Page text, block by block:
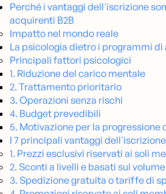
Perché i vantaggi dell'iscrizione
acquirenti B2B
Impatto nel mondo reale
La psicologia dietro i programmi di
Principali fattori psicologici
1. Riduzione del carico mentale
2. Trattamento prioritario
3. Operazioni senza rischi
4. Budget prevedibili
5. Motivazione per la progressione
I 7 principali vantaggi
1. Prezzi esclusivi riservati ai soli
2. Sconti a livelli e basati sul volume
3. Spedizione gratuita o tariffe di